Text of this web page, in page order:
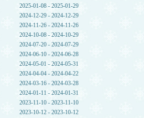
2025-01-08 - 2025-01-29
2024-12-29 - 2024-12-29
2024-11-26 - 2024-11-26
2024-10-08 - 2024-10-29
2024-07-20 - 2024-07-29
2024-06-10 - 2024-06-28
2024-05-01 - 2024-05-31
2024-04-04 - 2024-04-22
2024-03-16 - 2024-03-28
2024-01-11 - 2024-01-31
2023-11-10 - 2023-11-10
2023-10-12 - 2023-10-12